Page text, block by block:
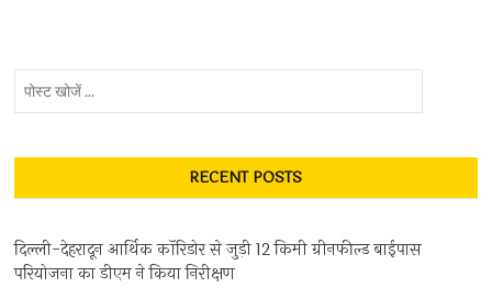
RECENT POSTS
दिल्ली-देहरादून आर्थिक कॉरिडोर से जुड़ी 12 किमी ग्रीनफील्ड बाईपास
परियोजना का डीएम ने किया निरीक्षण